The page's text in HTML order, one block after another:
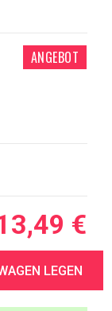
ANGEBOT
€
LEGEN